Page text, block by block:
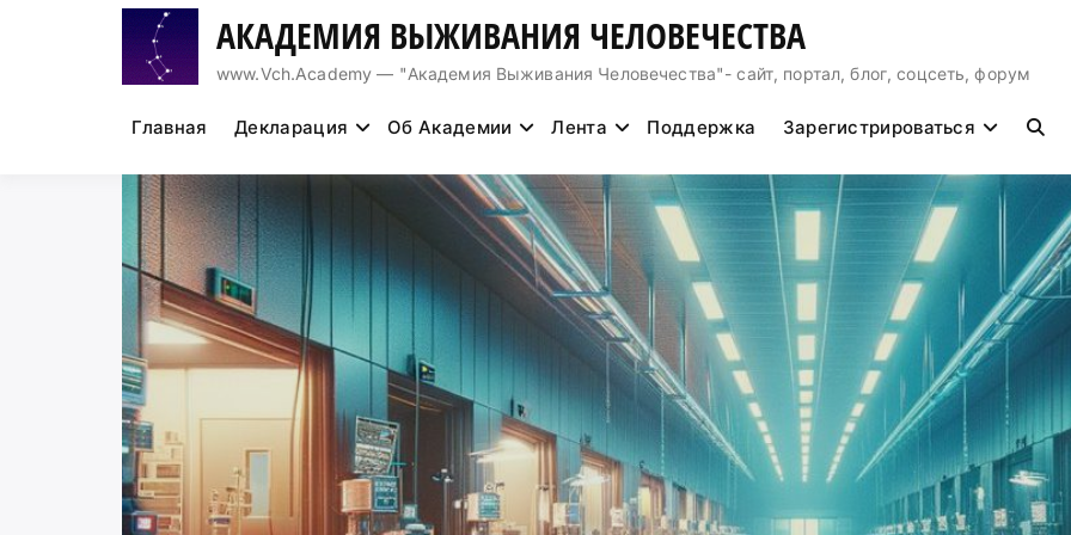
АКАДЕМИЯ ВЫЖИВАНИЯ ЧЕЛОВЕЧЕСТВА
www.Vch.Academy — "Академия Выживания Человечества"- сайт, портал, блог, соцсеть, форум
Главная Декларация Об Академии Лента Поддержка Зарегистрироваться